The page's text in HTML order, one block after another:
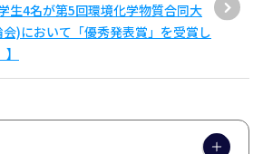
生4名が第5回環境化学物質合同大
)において「優秀発表賞」を受賞し